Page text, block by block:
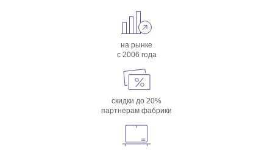
на рынке
с 2006 года
скидки до 20%
партнерам фабрики